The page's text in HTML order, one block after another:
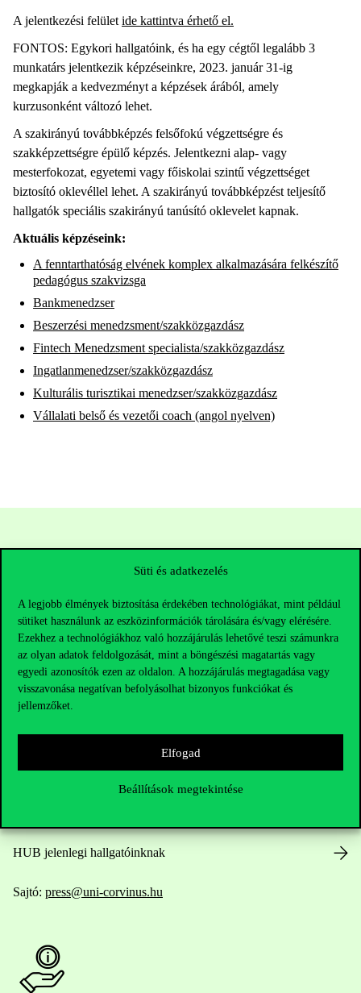
Süti és adatkezelés
A legjobb élmények biztosítása érdekében technológiákat, mint például
sütiket használunk az eszközinformációk tárolására és/vagy elérésére.
Ezekhez a technológiákhoz való hozzájárulás lehetővé teszi számunkra
az olyan adatok feldolgozását, mint a böngészési magatartás vagy
egyedi azonosítók ezen az oldalon. A hozzájárulás megtagadása vagy
visszavonása negatívan befolyásolhat bizonyos funkciókat és
jellemzőket.
Elfogad
Beállítások megtekintése
A jelentkezési felület ide kattintva érhető el.
FONTOS: Egykori hallgatóink, és ha egy cégtől legalább 3
munkatárs jelentkezik képzéseinkre, 2023. január 31-ig
megkapják a kedvezményt a képzések árából, amely
kurzusonként változó lehet.
A szakirányú továbbképzés felsőfokú végzettségre és
szakképzettségre épülő képzés. Jelentkezni alap- vagy
mesterfokozat, egyetemi vagy főiskolai szintű végzettséget
biztosító oklevéllel lehet. A szakirányú továbbképzést teljesítő
hallgatók speciális szakirányú tanúsító oklevelet kapnak.
Aktuális képzéseink:
A fenntarthatóság elvének komplex alkalmazására felkészítő
pedagógus szakvizsga
Bankmenedzser
Beszerzési menedzsment/szakközgazdász
Fintech Menedzsment specialista/szakközgazdász
Ingatlanmenedzser/szakközgazdász
Kulturális turisztikai menedzser/szakközgazdász
Vállalati belső és vezetői coach (angol nyelven)
Elérhetőségek
Telefonszám:+36 1 482 5000
Kérdésed van a felvételivel kapcsolatban?
HUB jelenlegi hallgatóinknak
Sajtó: press@uni-corvinus.hu